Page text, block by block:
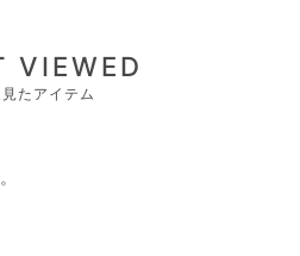
VIEWED
たアイテム